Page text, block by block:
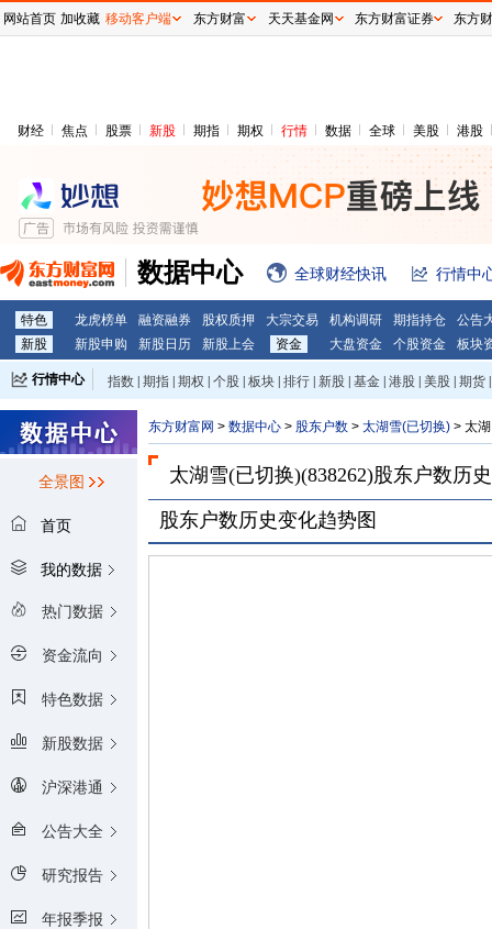
财经 焦点 股票 新股 期指 期权 行情 数据 全球 美股 港股
数据中心 全球财经快讯 行情中
特色 龙虎榜单 融资融券 股权质押 大宗交易 机构调研 期指持仓
公告
新股
新股申购 新股日历 新股上会 资金 大盘资金 个股资金 板块
行情中心 指数 期指 期权 个股 板块 排行 新股 基金 港股 美股 期货
外汇 | 黄金 | 自选股 | 自选基金
全景图
首页
我的数据
热门数据
资金流向
特色数据
新股数据
沪深港通
公告大全
研究报告
年报季报
东方财富网 > 数据中心 > 股东户数 > 太湖雪(已切换) > 太
太湖雪(已切换)(838262)股东户数历
股东户数历史变化趋势图
网站首页 加收藏 移动客户端 东方财富 天天基金网 东方财富证券 东方